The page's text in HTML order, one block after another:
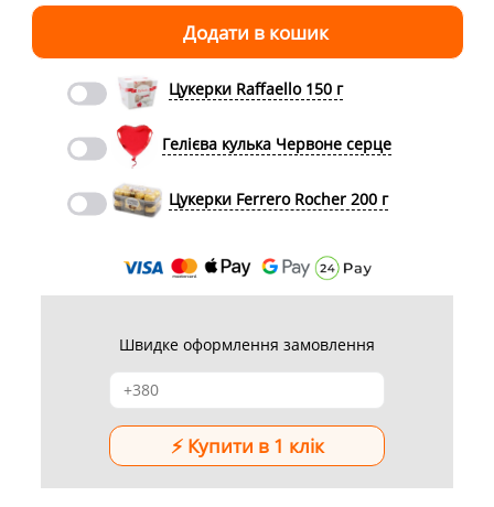
Цукерки Raffaello 150 г
Гелієва кулька Червоне серце
Цукерки Ferrero Rocher 200 г
Швидке оформлення замовлення